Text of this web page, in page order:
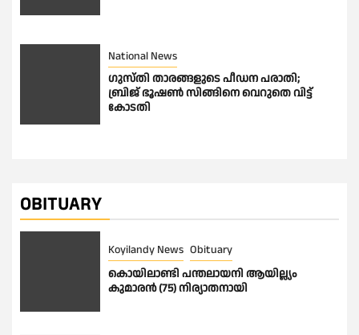
National News
ഗുസ്തി താരങ്ങളുടെ പീഡന പരാതി;
ബ്രിജ് ഭൂഷണ്‍ സിങ്ങിനെ വെറുതെ വിട്ട്
കോടതി
OBITUARY
Koyilandy News Obituary
കൊയിലാണ്ടി പന്തലായനി ആയില്ല്യം
കുമാരൻ (75) നിര്യാതനായി